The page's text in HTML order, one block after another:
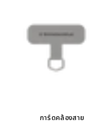
การ์ดคล้องสาย